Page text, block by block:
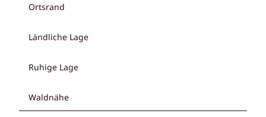
Ortsrand
Ländliche Lage
Ruhige Lage
Waldnähe